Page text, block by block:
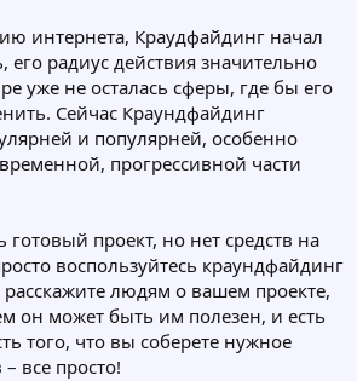
интернета, Краудфайдинг начал
радиус действия значительно
уже не осталась сферы, где бы его
Сейчас Краундфайдинг
и популярней, особенно
прогрессивной части
готовый проект, но нет средств на
воспользуйтесь краундфайдинг
людям о вашем проекте,
он может быть им полезен, и есть
того, что вы соберете нужное
все просто!